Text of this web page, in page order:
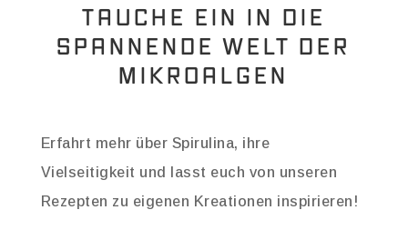
TAUCHE EIN IN DIE
SPANNENDE WELT DER
MIKROALGEN
Erfahrt mehr über Spirulina, ihre
Vielseitigkeit und lasst euch von unseren
Rezepten zu eigenen Kreationen inspirieren!